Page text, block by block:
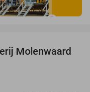
27%
Molenwaard